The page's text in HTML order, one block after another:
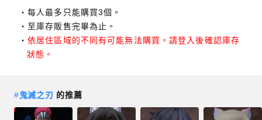
每人最多只能購買3個。
至庫存販售完畢為止。
依居住區域的不同有可能無法購買。請登入後確認庫存
狀態。
#鬼滅之刃 的推薦